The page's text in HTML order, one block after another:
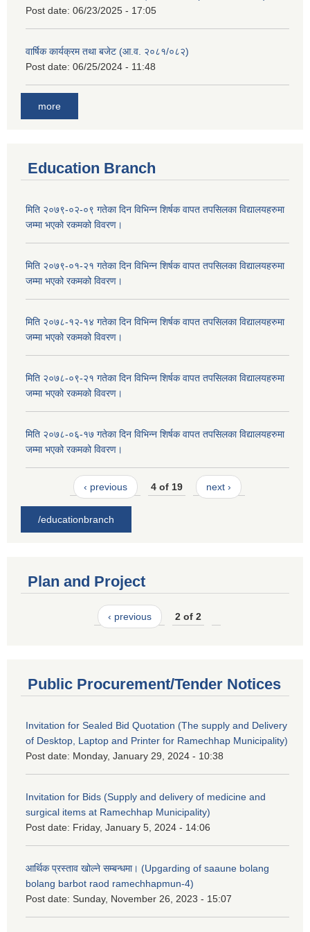
Post date: 06/23/2025 - 17:05
वार्षिक कार्यक्रम तथा बजेट (आ.व. २०८१/०८२)
Post date: 06/25/2024 - 11:48
more
Education Branch
मिति २०७९-०२-०९ गतेका दिन विभिन्न शिर्षक वापत तपसिलका विद्यालयहरुमा
जम्मा भएको रकमको विवरण।
मिति २०७९-०१-२१ गतेका दिन विभिन्न शिर्षक वापत तपसिलका विद्यालयहरुमा
जम्मा भएको रकमको विवरण।
मिति २०७८-१२-१४ गतेका दिन विभिन्न शिर्षक वापत तपसिलका विद्यालयहरुमा
जम्मा भएको रकमको विवरण।
मिति २०७८-०९-२१ गतेका दिन विभिन्न शिर्षक वापत तपसिलका विद्यालयहरुमा
जम्मा भएको रकमको विवरण।
मिति २०७८-०६-१७ गतेका दिन विभिन्न शिर्षक वापत तपसिलका विद्यालयहरुमा
जम्मा भएको रकमको विवरण।
‹ previous 4 of 19 next ›
/educationbranch
Plan and Project
‹ previous 2 of 2
Public Procurement/Tender Notices
Invitation for Sealed Bid Quotation (The supply and Delivery
of Desktop, Laptop and Printer for Ramechhap Municipality)
Post date: Monday, January 29, 2024 - 10:38
Invitation for Bids (Supply and delivery of medicine and
surgical items at Ramechhap Municipality)
Post date: Friday, January 5, 2024 - 14:06
आर्थिक प्रस्ताव खोल्ने सम्बन्धमा। (Upgarding of saaune bolang
bolang barbot raod ramechhapmun-4)
Post date: Sunday, November 26, 2023 - 15:07